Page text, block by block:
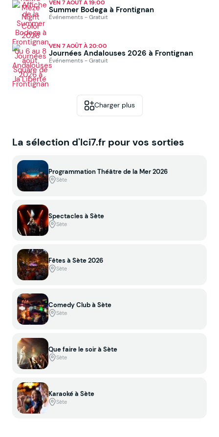
VEN 7 AOÛT À 19:00
Summer Bodega à Frontignan
Événements - Gratuit
VEN 7 AOÛT À 20:00
Journées Andalouses 2026 à Frontignan
Événements - Gratuit
Charger plus
La sélection d'Ici7.fr pour vos sorties
Programmation Théâtre de la Mer 2026
Sète
Spectacles à Sète
Sète
Fêtes à Sète 2026
Sète
Comedy Club à Sète
Sète
Que faire le soir à Sète
Sète
Karaoké à Sète
Sète